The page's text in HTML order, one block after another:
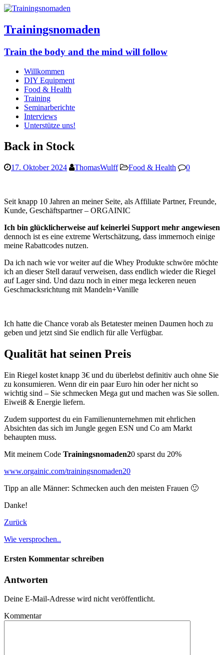
Trainingsnomaden
Train the body and the mind will follow
Willkommen
DIY Equipment
Food & Health
Training
Seminarberichte
Interviews
Unterstütze uns!
Back in Stock
17. Oktober 2024 ThomasWulff Food & Health 0
Seit knapp 10 Jahren an meiner Seite, als Affiliate Partner, Freunde,
Kunde, Geschäftspartner – ORGAINIC
Ich bin glücklicherweise auf keinerlei Support mehr angewiesen
dennoch ist es eine extreme Wertschätzung, dass immernoch einige
meine Rabattcodes nutzen.
Da ich nach wie vor weiter auf die Whey Produkte schwöre möchte
ich an dieser Stell darauf verweisen, dass endlich wieder die Riegel
auf Lager sind. Und dazu noch in einer mega leckeren neuen
Geschmacksrichtung mit Mandeln+Vanille
Ich hatte die Chance vorab als Betatester meinen Daumen hoch zu
geben und jetzt sind Sie endlich für alle Verfügbar.
Qualität hat seinen Preis
Ein Riegel kostet knapp 3€ und du überlebst definitiv auch ohne Sie
zu konsumieren. Wenn dir ein paar Euro hin oder her nicht so
wichtig sind – Sie schmecken Mega gut und machen was Sie sollen.
Eiweiß & Energie liefern.
Zudem supportest du ein Familienunternehmen mit ehrlichen
Absichten das sich im Jungle gegen ESN und Co am Markt
behaupten muss.
Mit meinem Code Trainingsnomaden20 sparst du 20%
www.orgainic.com/trainingsnomaden20
Tipp an alle Männer: Schmecken auch den meisten Frauen 🙂
Danke!
Zurück
Wie versprochen..
Ersten Kommentar schreiben
Antworten
Deine E-Mail-Adresse wird nicht veröffentlicht.
Kommentar